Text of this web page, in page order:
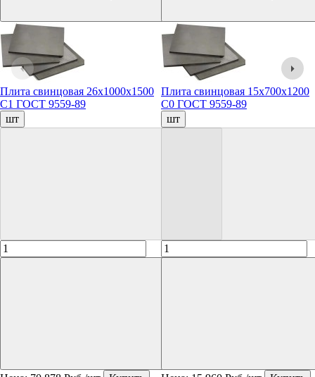
Плита свинцовая 26x1000x1500
С1 ГОСТ 9559-89
шт
Плита свинцовая 15x700x1200
С0 ГОСТ 9559-89
шт